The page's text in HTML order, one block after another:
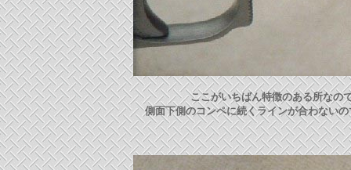
ここがいちばん特徴のある所なの
側面下側のコンペに続くラインが合わない